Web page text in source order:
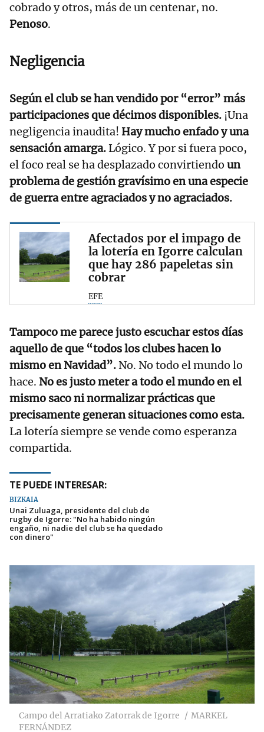
cobrado y otros, más de un centenar, no.
Penoso.
Negligencia
Según el club se han vendido por “error” más
participaciones que décimos disponibles. ¡Una
negligencia inaudita! Hay mucho enfado y una
sensación amarga.Lógico. Y por si fuera poco,
el foco real se ha desplazado convirtiendo un
problema de gestión gravísimo en una especie
de guerra entre agraciados y no agraciados.
Afectados por el impago de
la lotería en Igorre calculan
que hay 286 papeletas sin
cobrar
EFE
Tampoco me parece justo escuchar estos días
aquello de que “todos los clubes hacen lo
mismo en Navidad”. No. No todo el mundo lo
hace. No es justo meter a todo el mundo en el
mismo saco ni normalizar prácticas que
precisamente generan situaciones como esta.
La lotería siempre se vende como esperanza
compartida.
TE PUEDE INTERESAR:
BIZKAIA
Unai Zuluaga, presidente del club de
rugby de Igorre: "No ha habido ningún
engaño, ni nadie del club se ha quedado
con dinero"
Campo del Arratiako Zatorrak de Igorre
MARKEL
FERNÁNDEZ